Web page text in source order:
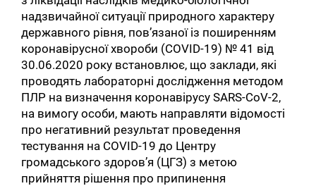
надзвичайної ситуації природного характеру
державного рівня, пов’язаної із поширенням
коронавірусної хвороби (COVID-19) № 41 від
30.06.2020 року встановлює, що заклади, які
проводять лабораторні дослідження методом
ПЛР на визначення коронавірусу SARS-CoV-2,
на вимогу особи, мають направляти відомості
про негативний результат проведення
тестування на СОVID-19 до Центру
громадського здоров’я (ЦГЗ) з метою
прийняття рішення про припинення